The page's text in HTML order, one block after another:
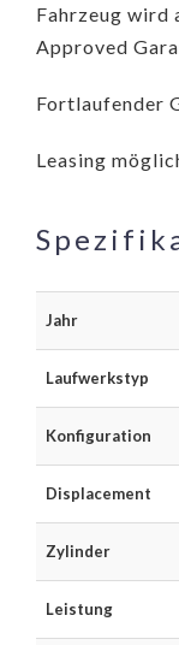
Fahrzeug wird
Approved
Fortlaufender
Leasing
Jahr
Laufwerkstyp
Konfiguration
Displacement
Zylinder
Leistung